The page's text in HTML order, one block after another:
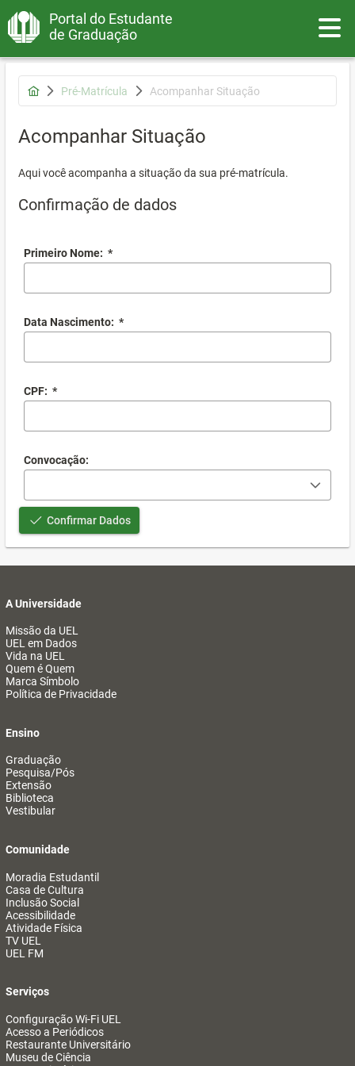
Portal do Estudante
de Graduação
Pré-Matrícula Acompanhar Situação
Acompanhar Situação
Aqui você acompanha a situação da sua pré-matrícula.
Confirmação de dados
Primeiro Nome: *
Data Nascimento: *
CPF: *
Convocação:
Confirmar Dados
A Universidade
Missão da UEL
UEL em Dados
Vida na UEL
Quem é Quem
Marca Símbolo
Política de Privacidade
Ensino
Graduação
Pesquisa/Pós
Extensão
Biblioteca
Vestibular
Comunidade
Moradia Estudantil
Casa de Cultura
Inclusão Social
Acessibilidade
Atividade Física
TV UEL
UEL FM
Serviços
Configuração Wi-Fi UEL
Acesso a Periódicos
Restaurante Universitário
Museu de Ciência